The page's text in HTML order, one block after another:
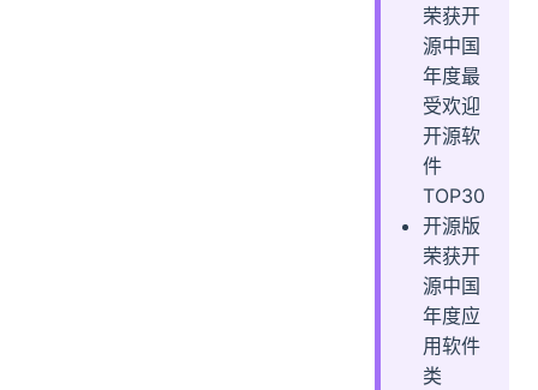
荣获开
源中国
年度最
受欢迎
开源软
件
TOP30
开源版
荣获开
源中国
年度应
用软件
类